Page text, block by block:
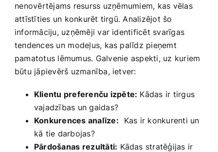
⁤nenovērtējams resurss ⁣uzņēmumiem, kas vēlas
attīstīties un konkurēt tirgū. Analizējot šo
‍informāciju, uzņēmēji var identificēt svarīgas
tendences un ⁣modeļus, kas palīdz pieņemt
pamatotus ​lēmumus. Galvenie ⁢aspekti, uz kuriem
būtu jāpievērš ‍uzmanība, ietver:
Klientu preferenču izpēte: Kādas ir tirgus
vajadzības un gaidas?
Konkurences ‌analīze: ⁤ Kas⁣ ir konkurenti un
kā tie darbojas?
Pārdošanas⁤ rezultāti: Kādas‌ stratēģijas ir